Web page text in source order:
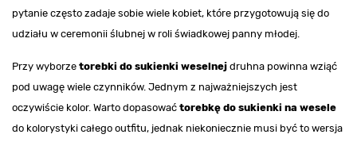
pytanie często zadaje sobie wiele kobiet, które przygotowują się do
udziału w ceremonii ślubnej w roli świadkowej panny młodej.
Przy wyborze torebki do sukienki weselnej druhna powinna wziąć
pod uwagę wiele czynników. Jednym z najważniejszych jest
oczywiście kolor. Warto dopasować torebkę do sukienki na wesele
do kolorystyki całego outfitu, jednak niekoniecznie musi być to wersja